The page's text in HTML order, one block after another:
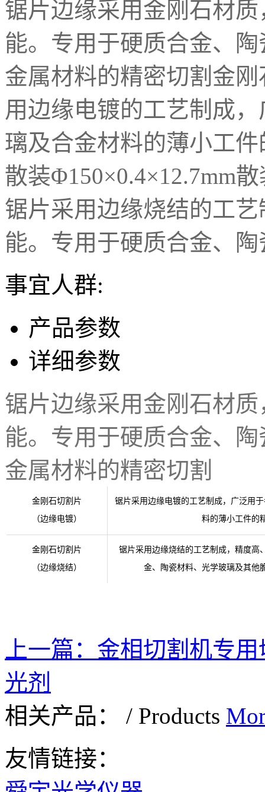
锯片边缘采用金刚石材
能。专用于硬质合金、
金属材料的精密切割金
用边缘电镀的工艺制成
璃及合金材料的薄小工
散装Φ150×0.4×12.7mm
锯片采用边缘烧结的工
能。专用于硬质合金、
事宜人群:
产品参数
详细参数
锯片边缘采用金刚石材
能。专用于硬质合金、
金属材料的精密切割
金刚石切割片
（边缘电镀）
锯片采用边缘电镀的工艺制成，广泛用
料的薄小工件的
金刚石切割片
（边缘烧结）
锯片采用边缘烧结的工艺制成，精度高
金、陶瓷材料、光学玻璃及其他
上一篇： 金相切割机专用
光剂
相关产品：
/ Products
友情链接：